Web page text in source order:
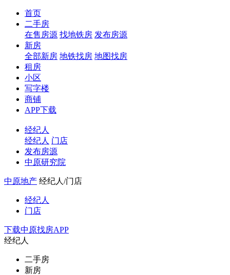
首页
二手房
在售房源 找地铁房 发布房源
新房
全部新房 地铁找房 地图找房
租房
小区
写字楼
商铺
APP下载
经纪人
经纪人 门店
发布房源
中原研究院
中原地产 经纪人/门店
经纪人
门店
下载中原找房APP
经纪人
二手房
新房